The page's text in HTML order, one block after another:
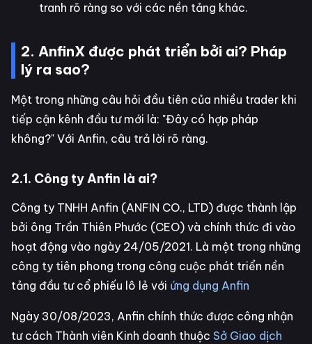
tranh rõ ràng so với các nền tảng khác.
2. AnfinX được phát triển bởi ai? Pháp
lý ra sao?
Một trong những câu hỏi đầu tiên của nhiều trader khi
tiếp cận kênh đầu tư mới là: "Đây có hợp pháp
không?" Với Anfin, câu trả lời rõ ràng.
2.1. Công ty Anfin là ai?
Công ty TNHH Anfin (ANFIN CO., LTD) được thành lập
bởi ông Trần Thiên Phước (CEO) và chính thức đi vào
hoạt động vào ngày 24/05/2021. Là một trong những
công ty tiên phong trong công cuộc phát triển nền
tảng đầu tư cổ phiếu lô lẻ với ứng dụng Anfin
Ngày 30/08/2023, Anfin chính thức được công nhận
tư cách Thành viên Kinh doanh thuộc Sở Giao dịch